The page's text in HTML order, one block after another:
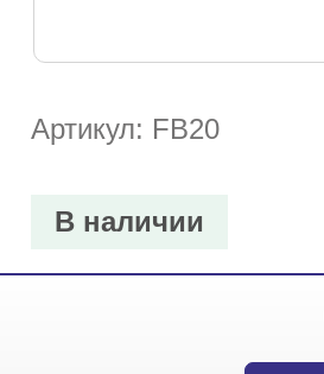
Артикул: FB20
В наличии